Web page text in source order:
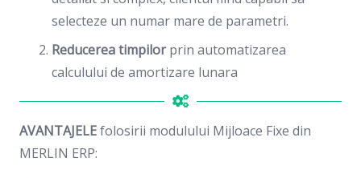
selecteze un numar mare de parametri.
Reducerea timpilorprin automatizarea
calculului de amortizare lunara
AVANTAJELEfolosirii modulului Mijloace Fixe din
MERLIN ERP: